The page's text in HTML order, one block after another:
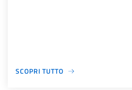
SCOPRI TUTTO